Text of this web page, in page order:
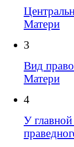
Матери
3
Вид
Матери
4
У